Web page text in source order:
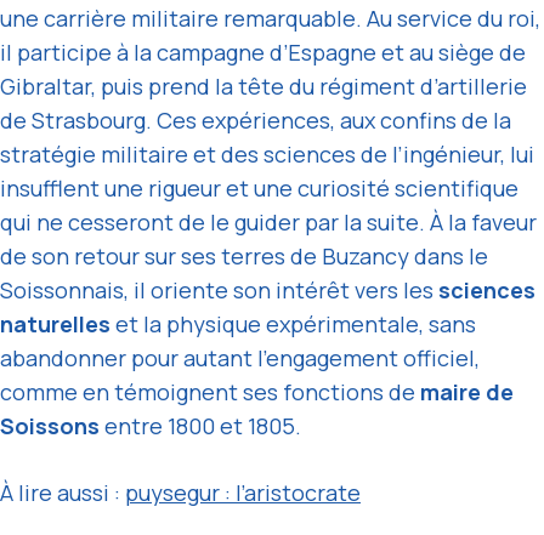
une carrière militaire remarquable. Au service du roi,
il participe à la campagne d’Espagne et au siège de
Gibraltar, puis prend la tête du régiment d’artillerie
de Strasbourg. Ces expériences, aux confins de la
stratégie militaire et des sciences de l’ingénieur, lui
insufflent une rigueur et une curiosité scientifique
qui ne cesseront de le guider par la suite. À la faveur
de son retour sur ses terres de Buzancy dans le
Soissonnais, il oriente son intérêt vers les sciences
naturelles et la physique expérimentale, sans
abandonner pour autant l’engagement officiel,
comme en témoignent ses fonctions de maire de
Soissons entre 1800 et 1805.
À lire aussi : puysegur : l’aristocrate